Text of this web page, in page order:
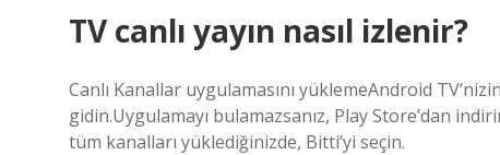
TV canlı yayın nasıl izlenir?
Canlı Kanallar uygulamasını yüklemeAndroid
gidin.Uygulamayı bulamazsanız, Play Store’dan
tüm kanalları yüklediğinizde, Bitti’yi seçin.